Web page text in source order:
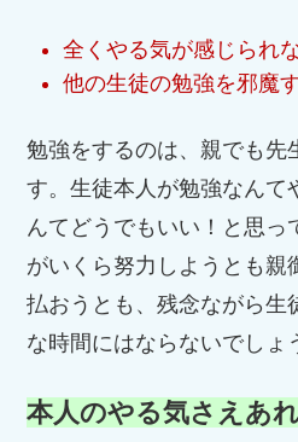
全くやる気が感じられ
他の生徒の勉強を邪魔
勉強をするのは、親でも先
す。生徒本人が勉強なんて
んてどうでもいい！と思っ
がいくら努力しようとも親
払おうとも、残念ながら生
な時間にはならないでしょ
本人のやる気さえあ